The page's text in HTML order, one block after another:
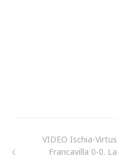
VIDEO Ischia-Virtus
Francavilla 0-0. La